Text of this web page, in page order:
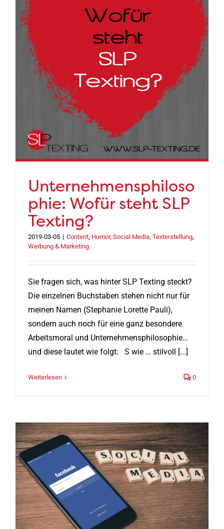
Unternehmensphiloso
phie: Wofür steht SLP
Texting?
2019-03-05 | Content, Humor, Social Media, Texterstellung,
Werbung & Marketing
Sie fragen sich, was hinter SLP Texting steckt?
Die einzelnen Buchstaben stehen nicht nur für
meinen Namen (Stephanie Lorette Pauli),
sondern auch noch für eine ganz besondere
Arbeitsmoral und Unternehmensphilosophie…
und diese lautet wie folgt: S wie … stilvoll [...]
Weiterlesen 0